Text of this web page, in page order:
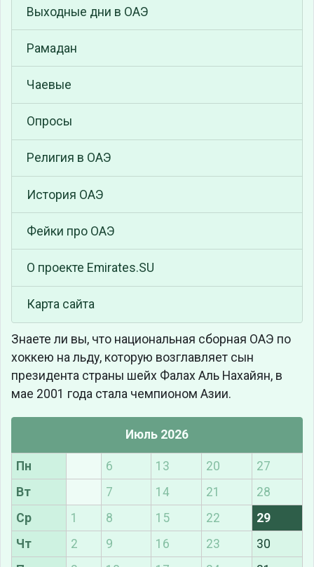
Выходные дни в ОАЭ
Рамадан
Чаевые
Опросы
Религия в ОАЭ
История ОАЭ
Фейки про ОАЭ
О проекте Emirates.SU
Карта сайта
Знаете ли вы, что национальная сборная ОАЭ по
хоккею на льду, которую возглавляет сын
президента страны шейх Фалах Аль Нахайян, в
мае 2001 года стала чемпионом Азии.
Июль 2026
Пн 6 13 20
27
Вт
7 14 21
28
Ср
1 8 15 22
29
Чт
2 9 16 23
30